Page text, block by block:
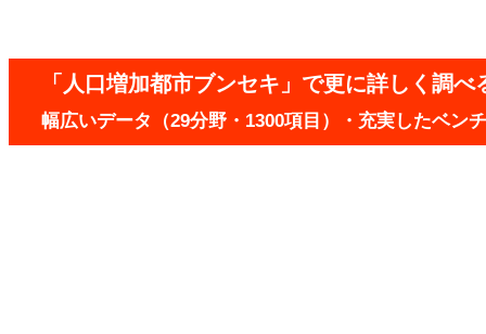
「人口増加都市ブンセキ」で更に詳しく調べ
幅広いデータ（29分野・1300項目）・充実したベン